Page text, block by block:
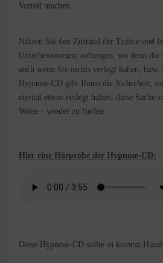
Vorteil machen.
Nützen Sie den Zustand der Trance und
Unterbewusstsein aufzeigen, wo denn
auch wenn Sie nichts verlegt haben, bzw.
Hypnose-CD gibt Ihnen die Sicherheit,
einmal etwas verlegt haben, diese Sache
Weise - wieder zu finden.
Hier eine Hörprobe der Hypnose-CD:
Diese Hypnose-CD sollte in keinem